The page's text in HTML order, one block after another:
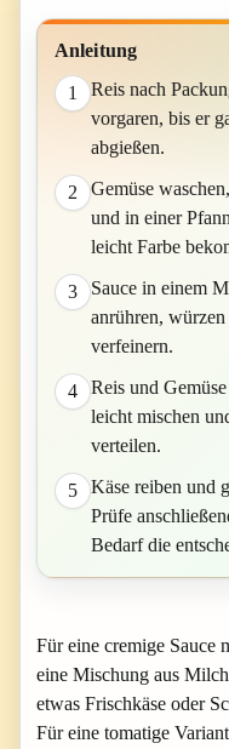
Anleitung
1
Reis nach
vorgaren, bis er
abgießen.
2
Gemüse
und in einer
leicht Farbe
3
Sauce in einem
anrühren,
verfeinern.
4
Reis und
leicht mischen
verteilen.
5
Käse reiben und
Prüfe
Bedarf die
Für eine cremige Sauce
eine Mischung aus
etwas Frischkäse oder
Für eine tomatige